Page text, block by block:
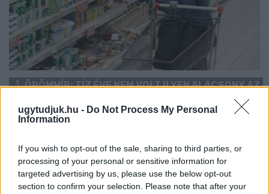
ugytudjuk.hu - Do Not Process My Personal
Information
If you wish to opt-out of the sale, sharing to third parties, or
processing of your personal or sensitive information for
targeted advertising by us, please use the below opt-out
section to confirm your selection. Please note that after your
ÖRÖMHÍR: TÍZ ÉVE NEM VOLT ILYEN ALACSONY AZ
Júliusban mindössze 1,2 százalékkal emelkedtek éves
már csökkent.
Szólj hozzá!